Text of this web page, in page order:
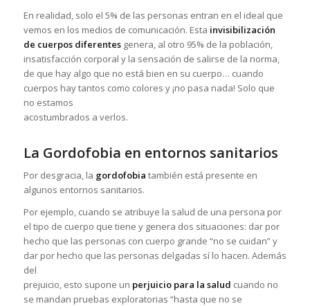
En realidad, solo el 5% de las personas entran en el ideal que
vemos en los medios de comunicación. Esta invisibilización
de cuerpos diferentesgenera, al otro 95% de la población,
insatisfacción corporal y la sensación de salirse de la norma,
de que hay algo que no está bien en su cuerpo… cuando
cuerpos hay tantos como colores y ¡no pasa nada! Solo que
no estamos
acostumbrados a verlos.
La Gordofobia en entornos sanitarios
Por desgracia, la gordofobia también está presente en
algunos entornos sanitarios.
Por ejemplo, cuando se atribuye la salud de una persona por
el tipo de cuerpo que tiene y genera dos situaciones: dar por
hecho que las personas con cuerpo grande “no se cuidan” y
dar por hecho que las personas delgadas sí lo hacen. Además
del
prejuicio, esto supone un perjuicio para la salud cuando no
se mandan pruebas exploratorias “hasta que no se